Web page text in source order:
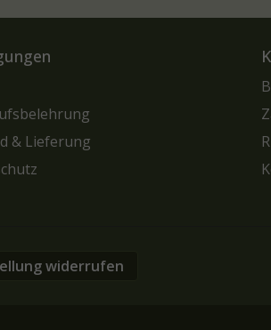
& Lieferung
widerrufen